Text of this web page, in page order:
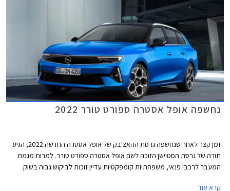
נחשפה אופל אסטרה ספורט טורר 2022
זמן קצר לאחר שנחשפה גרסת ההאצ'בק של אופל אסטרה החדשה 2022, הגיע
תורה של גרסת הסטיישן הזוכה לשם אופל אסטרה ספורט טורר. למרות מגמת
המעבר לרכבי פנאי, משפחתיות קומפקטיות עדיין זוכות לביקוש גבוה בשוק
קרא עוד